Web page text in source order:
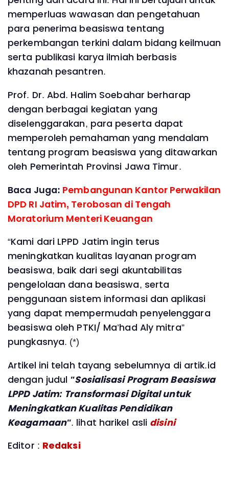
memperluas wawasan dan pengetahuan
para penerima beasiswa tentang
perkembangan terkini dalam bidang keilmuan
serta publikasi karya ilmiah berbasis
khazanah pesantren.
Prof. Dr. Abd. Halim Soebahar berharap
dengan berbagai kegiatan yang
diselenggarakan, para peserta dapat
memperoleh pemahaman yang mendalam
tentang program beasiswa yang ditawarkan
oleh Pemerintah Provinsi Jawa Timur.
Baca Juga: Pembangunan Kantor Perwakilan
DPD RI Jatim, Terobosan di Tengah
Moratorium Menteri Keuangan
“Kami dari LPPD Jatim ingin terus
meningkatkan kualitas layanan program
beasiswa, baik dari segi akuntabilitas
pengelolaan dana beasiswa, serta
penggunaan sistem informasi dan aplikasi
yang dapat mempermudah penyelenggara
beasiswa oleh PTKI/ Ma’had Aly mitra”
pungkasnya. (*)
Artikel ini telah tayang sebelumnya di artik.id
dengan judul "Sosialisasi Program Beasiswa
LPPD Jatim: Transformasi Digital untuk
Meningkatkan Kualitas Pendidikan
Keagamaan". lihat harikel asli disini
Editor : Redaksi